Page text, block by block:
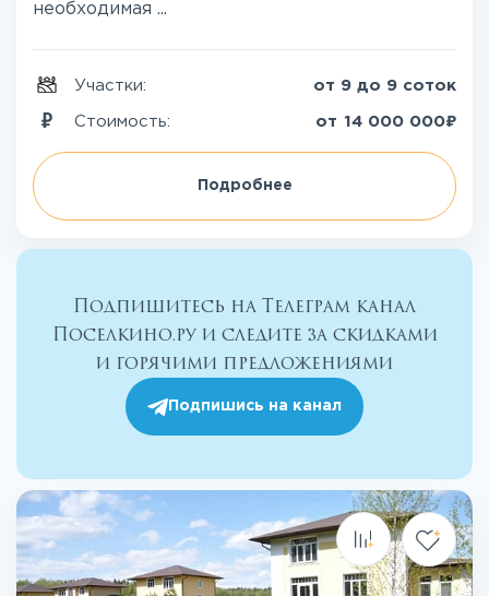
необходимая ...
Участки: от 9 до 9 соток
Стоимость: от 14 000 000₽
Подробнее
Подпишитесь на Телеграм канал
Поселкино.ру и следите за скидками
и горячими предложениями
Подпишись на канал